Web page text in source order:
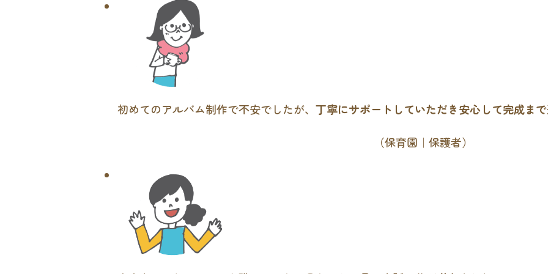
初めてのアルバム制作で不安でしたが、 丁寧にサポートしていただき安心して完成ま
（保育園｜保護者）